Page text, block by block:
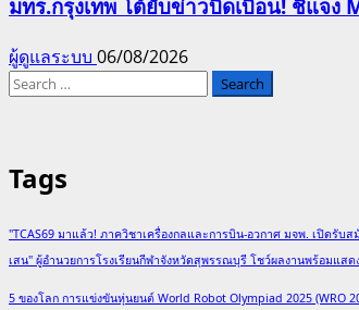
มทร.กรุงเทพ โต้ยับข่าวบิดเบือน! ชี้แจ
ผู้ดูแลระบบ 06/08/2026
Search
Tags
"TCAS69 มาแล้ว! ภาควิชาเครื่องกลและการบิน-อวกาศ มจพ. เปิดรับส
เสน" ผู้อำนวยการโรงเรียนกีฬาจังหวัดสุพรรณบุรี โชว์ผลงานพร้อมแ
5 ของโลก การแข่งขันหุ่นยนต์ World Robot Olympiad 2025 (WRO